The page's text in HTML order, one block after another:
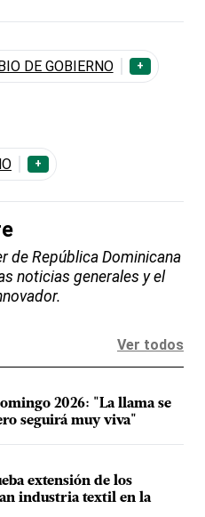
DE GOBIERNO +
+
de República Dominicana
noticias generales y el
Ver todos
2026: "La llama se
seguirá muy viva"
extensión de los
industria textil en la